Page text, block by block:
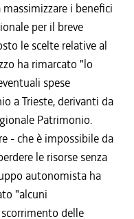
i benefici
per il breve
le scelte relative al
ha rimarcato "lo
spese
a Trieste, derivanti da
Patrimonio.
- che è impossibile da
le risorse senza
autonomista ha
"alcuni
delle